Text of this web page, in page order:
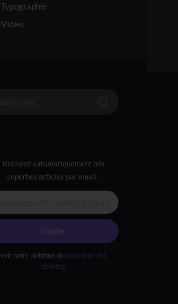
Typographie
Vidéo
Recevez automatiquement nos
superbes articles par email :
Valider
voir notre politique de protection des
données